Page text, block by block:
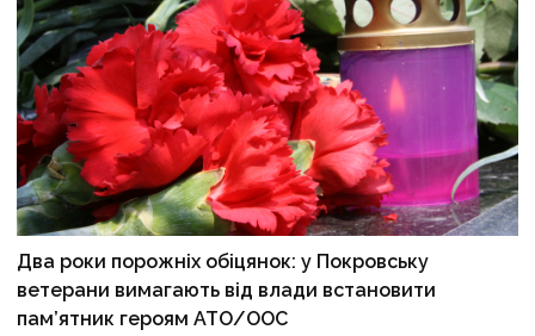
Два роки порожніх обіцянок: у Покровську
ветерани вимагають від влади встановити
пам’ятник героям АТО/ООС